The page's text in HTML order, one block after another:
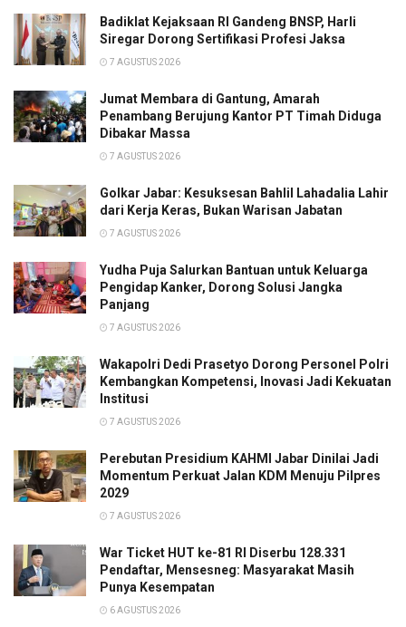
Badiklat Kejaksaan RI Gandeng BNSP, Harli
Siregar Dorong Sertifikasi Profesi Jaksa
7 AGUSTUS 2026
Jumat Membara di Gantung, Amarah
Penambang Berujung Kantor PT Timah Diduga
Dibakar Massa
7 AGUSTUS 2026
Golkar Jabar: Kesuksesan Bahlil Lahadalia Lahir
dari Kerja Keras, Bukan Warisan Jabatan
7 AGUSTUS 2026
Yudha Puja Salurkan Bantuan untuk Keluarga
Pengidap Kanker, Dorong Solusi Jangka
Panjang
7 AGUSTUS 2026
Wakapolri Dedi Prasetyo Dorong Personel Polri
Kembangkan Kompetensi, Inovasi Jadi Kekuatan
Institusi
7 AGUSTUS 2026
Perebutan Presidium KAHMI Jabar Dinilai Jadi
Momentum Perkuat Jalan KDM Menuju Pilpres
2029
7 AGUSTUS 2026
War Ticket HUT ke-81 RI Diserbu 128.331
Pendaftar, Mensesneg: Masyarakat Masih
Punya Kesempatan
6 AGUSTUS 2026